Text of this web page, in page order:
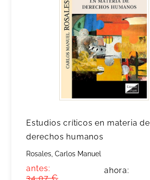
Estudios críticos en materia de
derechos humanos
Rosales, Carlos Manuel
antes:
34,07 €
ahora: